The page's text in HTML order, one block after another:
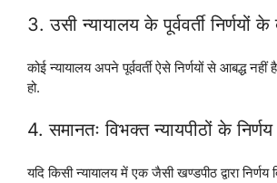
3. उसी न्यायालय के पूर्ववर्ती निर्णयों
कोई न्यायालय अपने पूर्ववर्ती ऐसे निर्णयों से आबद्ध
हो.
4. समानतः विभक्त न्यायपीठों के निर्णय
यदि किसी न्यायालय में एक जैसी खण्डपीठ द्वारा निर्णय